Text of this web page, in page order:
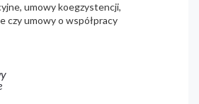
umowy koegzystencji,
czy umowy o współpracy